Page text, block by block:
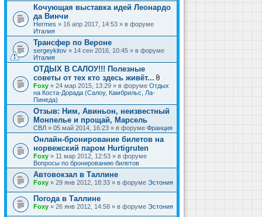
Кочующая выставка идей Леонардо
да Винчи
Hermes » 16 апр 2017, 14:53 » в форуме
Италия
Трансфер по Вероне
sergeykitov » 14 сен 2016, 10:45 » в форуме
Италия
ОТДЫХ В САЛОУ!!! Полезные
советы от тех кто здесь живёт...
В
л
ж
е
и
я
Foxy » 24 мар 2015, 13:29 » в форуме Отдых
на Коста-Дорада (Салоу, Камбрильс, Ла-
Пинеда)
Отзыв: Ним, Авиньон, неизвестный
Монпелье и прощай, Марсель
СВЛ » 05 май 2014, 16:23 » в форуме Франция
Онлайн-бронирование билетов на
норвежский паром Hurtigruten
Foxy » 11 мар 2012, 12:53 » в форуме
Вопросы по бронированию билетов
Автовокзал в Таллине
Foxy » 29 янв 2012, 18:33 » в форуме Эстония
Погода в Таллине
Foxy » 26 янв 2012, 14:58 » в форуме Эстония